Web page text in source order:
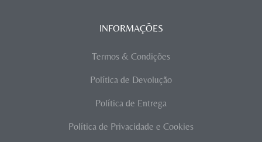
INFORMAÇÕES
Termos & Condições
Política de Devolução
Política de Entrega
Política de Privacidade e Cookies